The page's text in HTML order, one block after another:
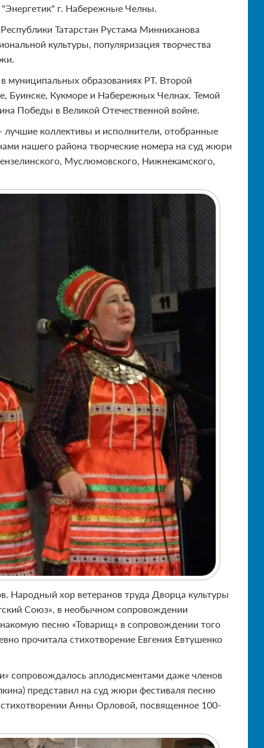
г. Набережные Челны.
Татарстан Рустама Минниханова
культуры, популяризация творчества
муниципальных образованиях РТ. Второй
Буинске, Кукморе и Набережных Челнах. Темой
Победы в Великой Отечественной войне.
лучшие коллективы и исполнители, отобранные
нашего района творческие номера на суд жюри
Муслюмовского, Нижнекамского,
Народный хор ветеранов труда Дворца культуры
Союз», в необычном сопровождении
песню «Товарищ» в сопровождении того
прочитала стихотворение Евгения Евтушенко
сопровождалось аплодисментами даже членов
представил на суд жюри фестиваля песню
Анны Орловой, посвященное 100-